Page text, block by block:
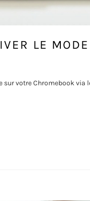
LE
votre Chromebook via